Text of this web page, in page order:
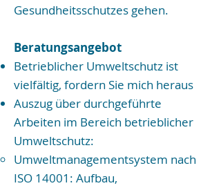
Gesundheitsschutzes gehen.
Beratungsangebot
Betrieblicher Umweltschutz ist
vielfältig, fordern Sie mich heraus
Auszug über durchgeführte
Arbeiten im Bereich betrieblicher
Umweltschutz:
Umweltmanagementsystem nach
ISO 14001: Aufbau,